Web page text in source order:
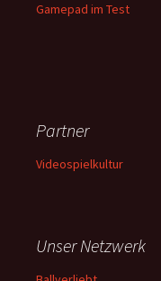
Gamepad im Test
Partner
Videospielkultur
Unser Netzwerk